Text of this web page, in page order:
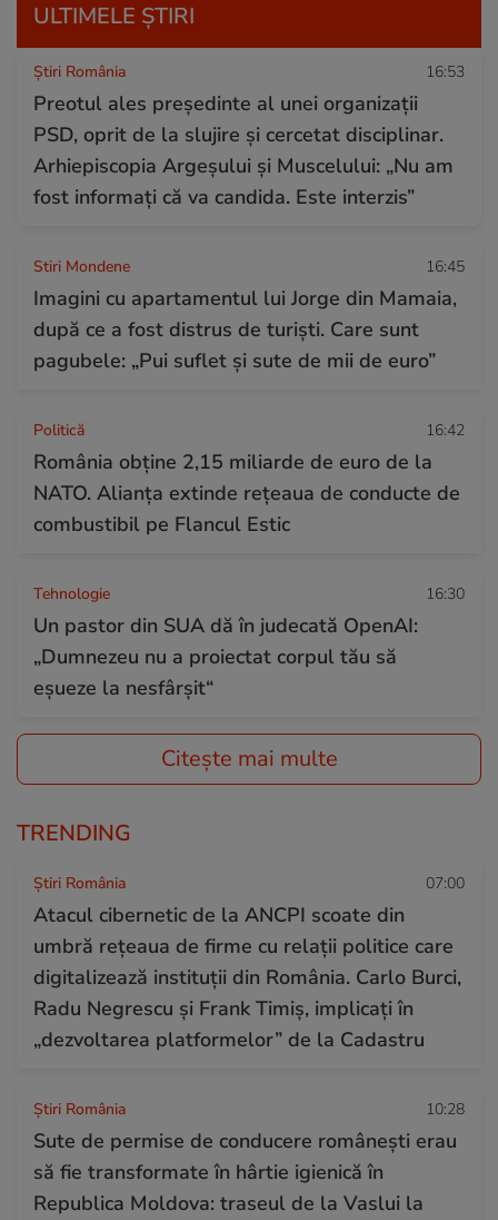
ULTIMELE ȘTIRI
Știri România 16:53
Preotul ales președinte al unei organizații
PSD, oprit de la slujire și cercetat disciplinar.
Arhiepiscopia Argeșului și Muscelului: „Nu am
fost informați că va candida. Este interzis”
Stiri Mondene 16:45
Imagini cu apartamentul lui Jorge din Mamaia,
după ce a fost distrus de turiști. Care sunt
pagubele: „Pui suflet și sute de mii de euro”
Politică 16:42
România obține 2,15 miliarde de euro de la
NATO. Alianța extinde rețeaua de conducte de
combustibil pe Flancul Estic
Tehnologie 16:30
Un pastor din SUA dă în judecată OpenAI:
„Dumnezeu nu a proiectat corpul tău să
eșueze la nesfârșit“
Citește mai multe
TRENDING
Știri România 07:00
Atacul cibernetic de la ANCPI scoate din
umbră rețeaua de firme cu relații politice care
digitalizează instituții din România. Carlo Burci,
Radu Negrescu și Frank Timiș, implicați în
„dezvoltarea platformelor” de la Cadastru
Știri România 10:28
Sute de permise de conducere românești erau
să fie transformate în hârtie igienică în
Republica Moldova: traseul de la Vaslui la